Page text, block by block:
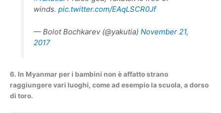
winds. pic.twitter.com/EAqLSCR0Jf
— Bolot Bochkarev (@yakutia) November 21,
2017
6. In Myanmar per i bambini non è affatto strano
raggiungere vari luoghi, come ad esempio la scuola, a dorso
di toro.